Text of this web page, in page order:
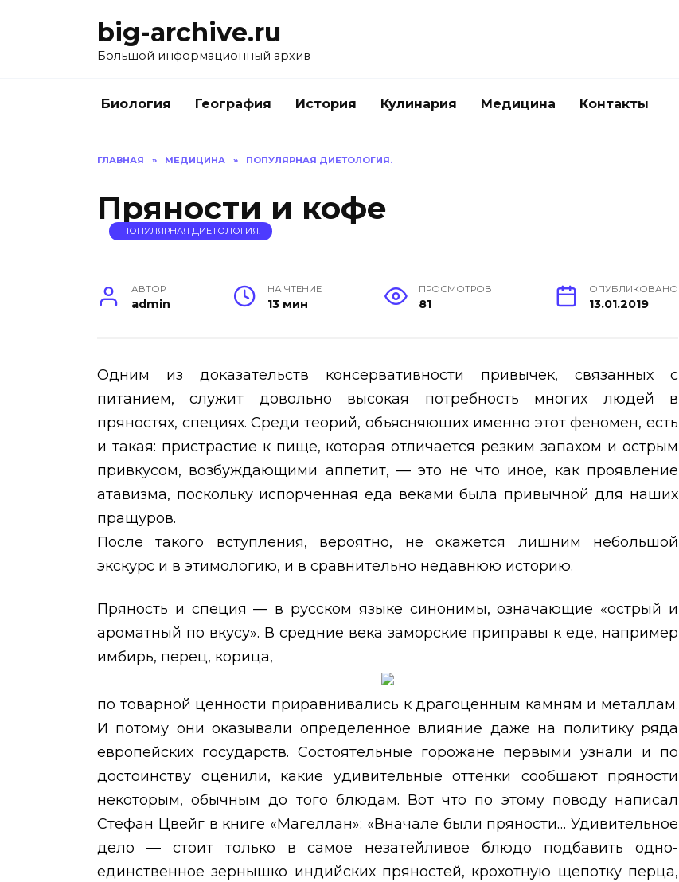
big-archive.ru
Большой информационный архив
Биология География История Кулинария Медицина Контакты
ГЛАВНАЯ » МЕДИЦИНА » ПОПУЛЯРНАЯ ДИЕТОЛОГИЯ.
Пряности и кофе
ПОПУЛЯРНАЯ ДИЕТОЛОГИЯ.
АВТОР
admin
НА ЧТЕНИЕ
13 мин
ПРОСМОТРОВ
81
ОПУБЛИКОВАНО
13.01.2019
Одним из доказательств консервативности привычек, связанных с
питанием, служит довольно высокая потребность многих людей в
пряностях, специях. Среди теорий, объясняющих именно этот феномен, есть
и такая: пристрастие к пище, которая отличается резким запахом и острым
привкусом, возбуждающими аппетит, — это не что иное, как проявление
атавизма, поскольку испорченная еда веками была привычной для наших
пращуров.
После такого вступления, вероятно, не окажется лишним небольшой
экскурс и в этимологию, и в сравнительно недавнюю историю.
Пряность и специя — в русском языке синонимы, означающие «острый и
ароматный по вкусу». В средние века заморские приправы к еде, например
имбирь, перец, корица,
по товарной ценности приравнивались к драгоценным камням и металлам.
И потому они оказывали определенное влияние даже на политику ряда
европейских государств. Состоятельные горожане первыми узнали и по
достоинству оценили, какие удивительные оттенки сообщают пряности
некоторым, обычным до того блюдам. Вот что по этому поводу написал
Стефан Цвейг в книге «Магеллан»: «Вначале были пряности… Удивительное
дело — стоит только в самое незатейливое блюдо подбавить одно-
единственное зернышко индийских пряностей, крохотную щепотку перца,